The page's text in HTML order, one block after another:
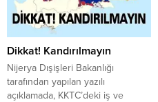
ABD’nin silah ambargosunu
kaldırması, İsrail ile yapılan askeri
iş birlikleri ve Hindistan’ın savaş
gemisi göndermesi, kamuoyunda
ciddi tedirginlik...
Dikkat! Kandırılmayın
Nijerya Dışişleri Bakanlığı
tarafından yapılan yazılı
açıklamada, KKTC’deki iş ve